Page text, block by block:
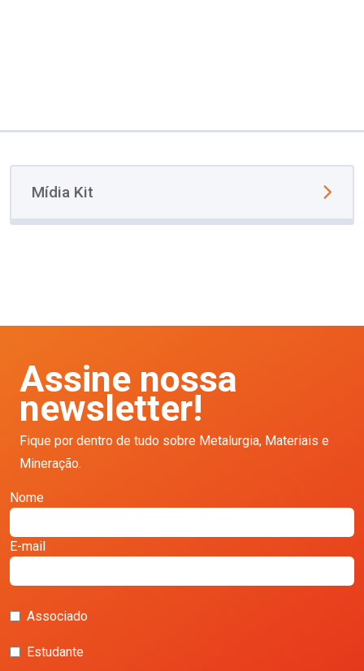
Mídia Kit
Assine nossa
newsletter!
Fique por dentro de tudo sobre Metalurgia, Materiais e
Mineração.
Nome
E-mail
Associado
Estudante